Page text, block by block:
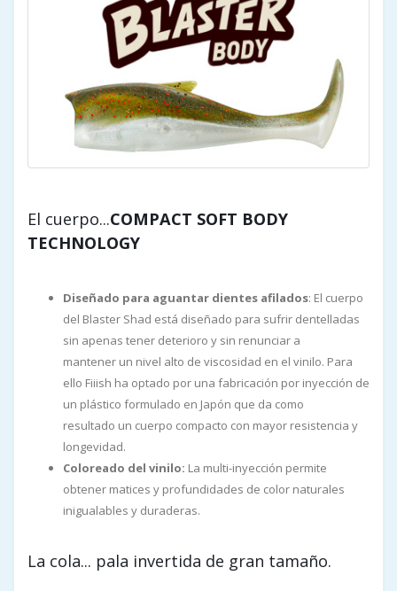
El cuerpo...COMPACT SOFT BODY
TECHNOLOGY
Diseñado para aguantar dientes afilados: El cuerpo
del Blaster Shad está diseñado para sufrir dentelladas
sin apenas tener deterioro y sin renunciar a
mantener un nivel alto de viscosidad en el vinilo. Para
ello Fiiish ha optado por una fabricación por inyección de
un plástico formulado en Japón que da como
resultado un cuerpo compacto con mayor resistencia y
longevidad.
Coloreado del vinilo: La multi-inyección permite
obtener matices y profundidades de color naturales
inigualables y duraderas.
La cola... pala invertida de gran tamaño.